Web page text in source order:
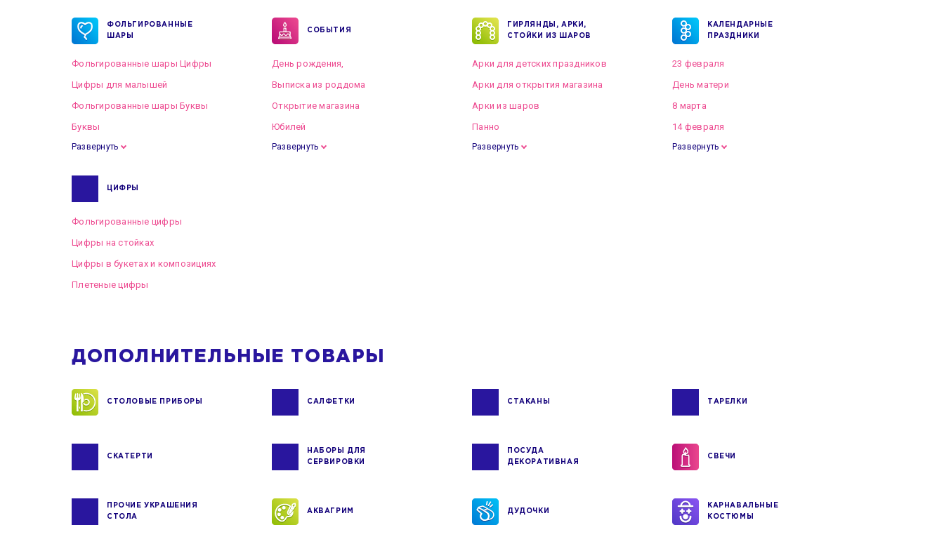
ФОЛЬГИРОВАННЫЕ
ШАРЫ
Фольгированные шары Цифры
Цифры для малышей
Фольгированные шары Буквы
Буквы
Развернуть
СОБЫТИЯ
День рождения,
Выписка из роддома
Открытие магазина
Юбилей
Развернуть
ГИРЛЯНДЫ, АРКИ,
СТОЙКИ ИЗ ШАРОВ
Арки для детских праздников
Арки для открытия магазина
Арки из шаров
Панно
Развернуть
КАЛЕНДАРНЫЕ
ПРАЗДНИКИ
23 февраля
День матери
8 марта
14 февраля
Развернуть
ЦИФРЫ
Фольгированные цифры
Цифры на стойках
Цифры в букетах и композициях
Плетеные цифры
ДОПОЛНИТЕЛЬНЫЕ ТОВАРЫ
СТОЛОВЫЕ ПРИБОРЫ САЛФЕТКИ СТАКАНЫ ТАРЕЛКИ
СКАТЕРТИ
НАБОРЫ ДЛЯ
СЕРВИРОВКИ
ПОСУДА
ДЕКОРАТИВНАЯ
СВЕЧИ
ПРОЧИЕ УКРАШЕНИЯ
СТОЛА
АКВАГРИМ ДУДОЧКИ
КАРНАВАЛЬНЫЕ
КОСТЮМЫ